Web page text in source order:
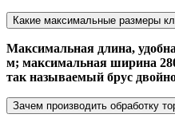
Какие максимальные размеры
Максимальная длина,
м; максимальная ширина
так называемый брус
Зачем производить обработку